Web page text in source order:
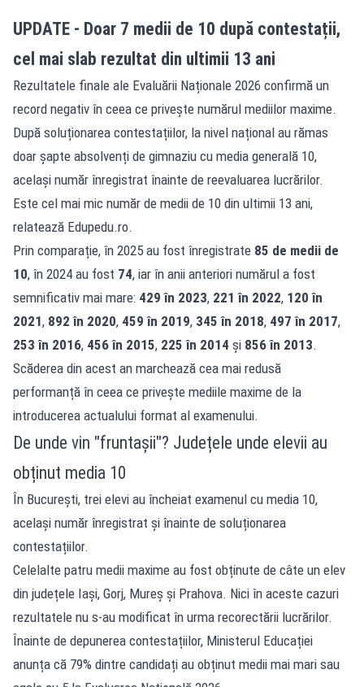
UPDATE - Doar 7 medii de 10 după contestații,
cel mai slab rezultat din ultimii 13 ani
Rezultatele finale ale Evaluării Naționale 2026 confirmă un
record negativ în ceea ce privește numărul mediilor maxime.
După soluționarea contestațiilor, la nivel național au rămas
doar șapte absolvenți de gimnaziu cu media generală 10,
același număr înregistrat înainte de reevaluarea lucrărilor.
Este cel mai mic număr de medii de 10 din ultimii 13 ani,
relatează Edupedu.ro.
Prin comparație, în 2025 au fost înregistrate 85 de medii de
10, în 2024 au fost 74, iar în anii anteriori numărul a fost
semnificativ mai mare: 429 în 2023, 221 în 2022, 120 în
2021, 892 în 2020, 459 în 2019, 345 în 2018, 497 în 2017,
253 în 2016, 456 în 2015, 225 în 2014 și 856 în 2013.
Scăderea din acest an marchează cea mai redusă
performanță în ceea ce privește mediile maxime de la
introducerea actualului format al examenului.
De unde vin "fruntașii"? Județele unde elevii au
obținut media 10
În București, trei elevi au încheiat examenul cu media 10,
același număr înregistrat și înainte de soluționarea
contestațiilor.
Celelalte patru medii maxime au fost obținute de câte un elev
din județele Iași, Gorj, Mureș și Prahova. Nici în aceste cazuri
rezultatele nu s-au modificat în urma recorectării lucrărilor.
Înainte de depunerea contestațiilor, Ministerul Educației
anunța că 79% dintre candidați au obținut medii mai mari sau